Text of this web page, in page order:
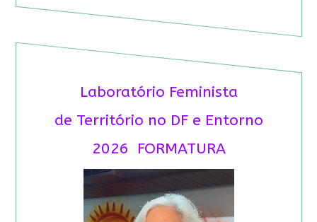
Laboratório Feminista
de Território no DF e Entorno
2026 FORMATURA